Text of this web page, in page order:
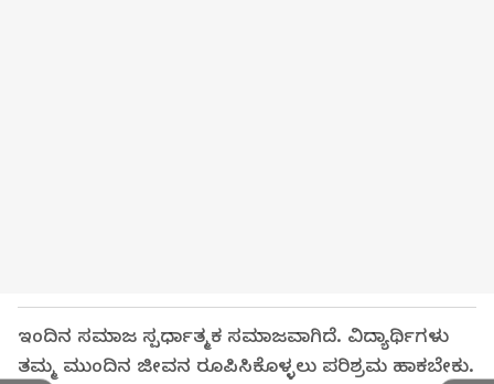
ಇಂದಿನ ಸಮಾಜ ಸ್ಪರ್ಧಾತ್ಮಕ ಸಮಾಜವಾಗಿದೆ. ವಿದ್ಯಾರ್ಥಿಗಳು
ತಮ್ಮ ಮುಂದಿನ ಜೀವನ ರೂಪಿಸಿಕೊಳ್ಳಲು ಪರಿಶ್ರಮ ಹಾಕಬೇಕು.